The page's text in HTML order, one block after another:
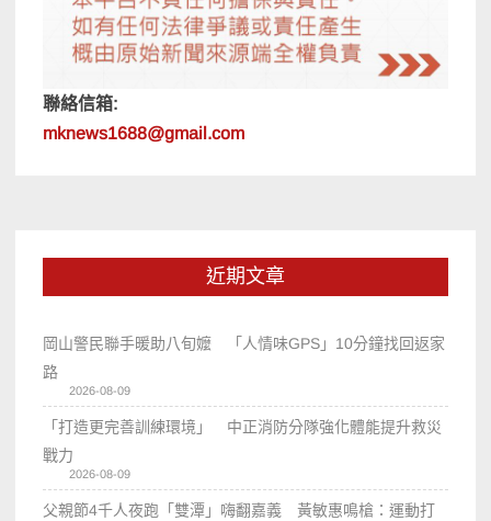
聯絡信箱:
mknews1688@gmail.com
近期文章
岡山警民聯手暖助八旬嬤 「人情味GPS」10分鐘找回返家
路
2026-08-09
「打造更完善訓練環境」 中正消防分隊強化體能提升救災
戰力
2026-08-09
父親節4千人夜跑「雙潭」嗨翻嘉義 黃敏惠鳴槍：運動打